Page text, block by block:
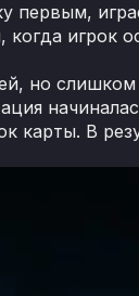
первым,
игрок
но
карты. В